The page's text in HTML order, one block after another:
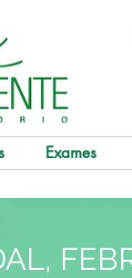
Exames